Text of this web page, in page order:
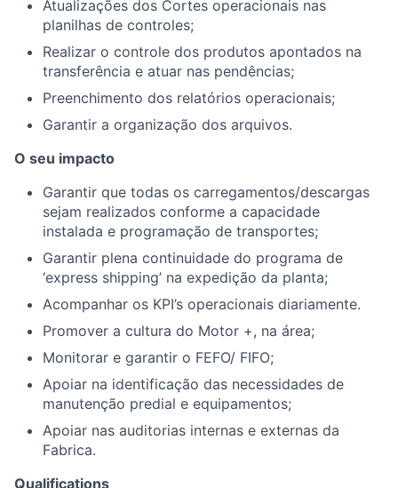
Atualizações dos Cortes operacionais nas
planilhas de controles;
Realizar o controle dos produtos apontados na
transferência e atuar nas pendências;
Preenchimento dos relatórios operacionais;
Garantir a organização dos arquivos.
O seu impacto
Garantir que todas os carregamentos/descargas
sejam realizados conforme a capacidade
instalada e programação de transportes;
Garantir plena continuidade do programa de
‘express shipping’ na expedição da planta;
Acompanhar os KPI’s operacionais diariamente.
Promover a cultura do Motor +, na área;
Monitorar e garantir o FEFO/ FIFO;
Apoiar na identificação das necessidades de
manutenção predial e equipamentos;
Apoiar nas auditorias internas e externas da
Fabrica.
Qualifications